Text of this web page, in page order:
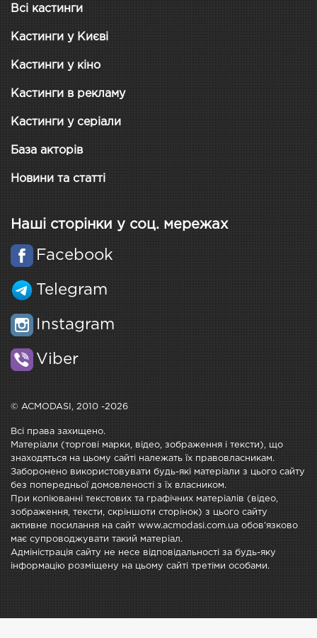
Всі кастинги
Кастинги у Києві
Кастинги у кіно
Кастинги в рекламу
Кастинги у серіали
База акторів
Новини та статті
Наші сторінки у соц. мережах
Facebook
Telegram
Instagram
Viber
© ACMODASI, 2010 -2026
Всі права захищено.
Матеріали (торгові марки, відео, зображення і тексти), що
знаходяться на цьому сайті належать їх правовласникам.
Заборонено використовувати будь-які матеріали з цього сайту
без попередньої домовленості з їх власником.
При копіюванні текстових та графічних матеріалів (відео,
зображення, тексти, скріншоти сторінок) з цього сайту
активне посилання на сайт www.acmodasi.com.ua обов'язково
має супроводжувати такий матеріал.
Адміністрація сайту не несе відповідальності за будь-яку
інформацію розміщену на цьому сайті третіми особами.